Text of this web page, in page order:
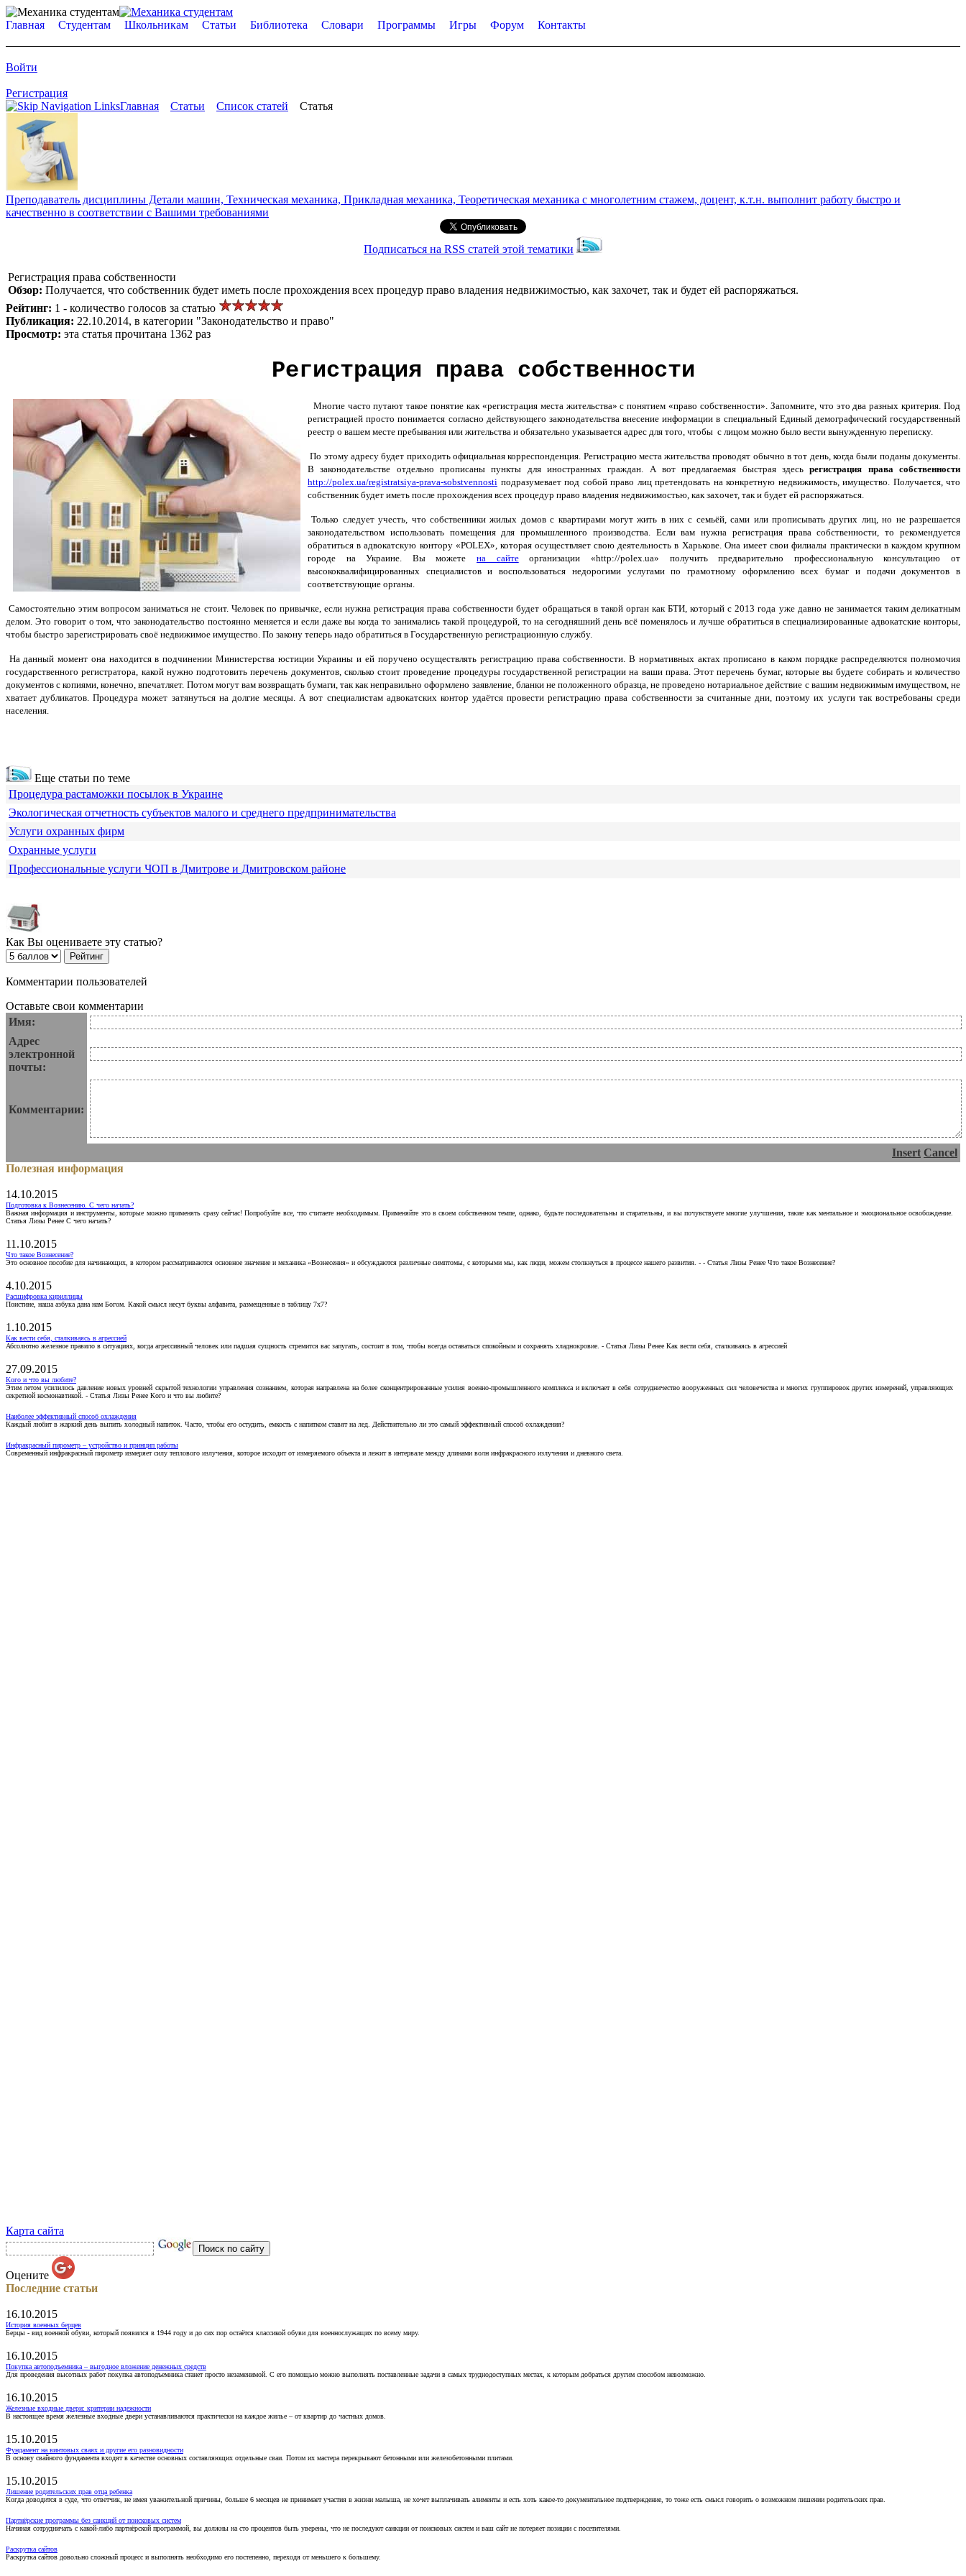
Главная Студентам Школьникам Статьи Библиотека Словари Программы Игры Форум Контакты
Войти
Регистрация
Главная
Статьи Список статей Статья
Преподаватель дисциплины Детали машин, Техническая механика, Прикладная механика, Теоретическая механика с многолетним стажем, доцент, к.т.н. выполнит работу быстро и
качественно в соответствии с Вашими требованиями
Подписаться на RSS статей этой тематики
Регистрация права собственности
Обзор: Получается, что собственник будет иметь после прохождения всех процедур право владения недвижимостью, как захочет, так и будет ей распоряжаться.
Рейтинг: 1 - количество голосов за статью
Публикация: 22.10.2014, в категории "Законодательство и право"
Просмотр: эта статья прочитана 1362 раз
Регистрация права собственности
Многие часто путают такое понятие как «регистрация места жительства» с понятием «право собственности». Запомните, что это два разных критерия. Под
регистрацией просто понимается согласно действующего законодательства внесение информации в специальный Единый демографический государственный
реестр о вашем месте пребывания или жительства и обязательно указывается адрес для того, чтобы с лицом можно было вести вынужденную переписку.
По этому адресу будет приходить официальная корреспонденция. Регистрацию места жительства проводят обычно в тот день, когда были поданы документы.
В законодательстве отдельно прописаны пункты для иностранных граждан. А вот предлагаемая быстрая здесьрегистрация права собственности
http://polex.ua/registratsiya-prava-sobstvennosti подразумевает под собой право лиц претендовать на конкретную недвижимость, имущество. Получается, что
собственник будет иметь после прохождения всех процедур право владения недвижимостью, как захочет, так и будет ей распоряжаться.
Только следует учесть, что собственники жилых домов с квартирами могут жить в них с семьёй, сами или прописывать других лиц, но не разрешается
законодательством использовать помещения для промышленного производства. Если вам нужна регистрация права собственности, то рекомендуется
обратиться в адвокатскую контору «POLEX», которая осуществляет свою деятельность в Харькове. Она имеет свои филиалы практически в каждом крупном
городе на Украине. Вы можетена сайтеорганизации «http://polex.ua» получить предварительно профессиональную консультацию от
высококвалифицированных специалистов и воспользоваться недорогими услугами по грамотному оформлению всех бумаг и подачи документов в
соответствующие органы.
Самостоятельно этим вопросом заниматься не стоит. Человек по привычке, если нужна регистрация права собственности будет обращаться в такой орган как БТИ, который с 2013 года уже давно не занимается таким деликатным
делом. Это говорит о том, что законодательство постоянно меняется и если даже вы когда то занимались такой процедурой, то на сегодняшний день всё поменялось и лучше обратиться в специализированные адвокатские конторы,
чтобы быстро зарегистрировать своё недвижимое имущество. По закону теперь надо обратиться в Государственную регистрационную службу.
На данный момент она находится в подчинении Министерства юстиции Украины и ей поручено осуществлять регистрацию права собственности. В нормативных актах прописано в каком порядке распределяются полномочия
государственного регистратора, какой нужно подготовить перечень документов, сколько стоит проведение процедуры государственной регистрации на ваши права. Этот перечень бумаг, которые вы будете собирать и количество
документов с копиями, конечно, впечатляет. Потом могут вам возвращать бумаги, так как неправильно оформлено заявление, бланки не положенного образца, не проведено нотариальное действие с вашим недвижимым имуществом, не
хватает дубликатов. Процедура может затянуться на долгие месяцы. А вот специалистам адвокатских контор удаётся провести регистрацию права собственности за считанные дни, поэтому их услуги так востребованы среди
населения.
Еще статьи по теме
Процедура растаможки посылок в Украине
Экологическая отчетность субъектов малого и среднего предпринимательства
Услуги охранных фирм
Охранные услуги
Профессиональные услуги ЧОП в Дмитрове и Дмитровском районе
Как Вы оцениваете эту статью?
Комментарии пользователей
Оставьте свои комментарии
Имя:
Адрес
электронной
почты:
Комментарии:
Insert Cancel
Полезная информация
14.10.2015
Подготовка к Вознесению. С чего начать?
Важная информация и инструменты, которые можно применять сразу сейчас! Попробуйте все, что считаете необходимым. Применяйте это в своем собственном темпе, однако, будьте последовательны и старательны, и вы почувствуете многие улучшения, такие как ментальное и эмоциональное освобождение.
Статья Лизы Ренее С чего начать?
11.10.2015
Что такое Вознесение?
Это основное пособие для начинающих, в котором рассматриваются основное значение и механика «Вознесения» и обсуждаются различные симптомы, с которыми мы, как люди, можем столкнуться в процессе нашего развития. - - Статья Лизы Ренее Что такое Вознесение?
4.10.2015
Расшифровка кириллицы
Поистине, наша азбука дана нам Богом. Какой смысл несут буквы алфавита, размещенные в таблицу 7х7?
1.10.2015
Как вести себя, сталкиваясь в агрессией
Абсолютно железное правило в ситуациях, когда агрессивный человек или падшая сущность стремится вас запугать, состоит в том, чтобы всегда оставаться спокойным и сохранять хладнокровие. - Статья Лизы Ренее Как вести себя, сталкиваясь в агрессией
27.09.2015
Кого и что вы любите?
Этим летом усилилось давление новых уровней скрытой технологии управления сознанием, которая направлена на более сконцентрированные усилия военно-промышленного комплекса и включает в себя сотрудничество вооруженных сил человечества и многих группировок других измерений, управляющих
секретной космонавтикой. - Статья Лизы Ренее Кого и что вы любите?
Наиболее эффективный способ охлаждения
Каждый любит в жаркий день выпить холодный напиток. Часто, чтобы его остудить, емкость с напитком ставят на лед. Действительно ли это самый эффективный способ охлаждения?
Инфракрасный пирометр – устройство и принцип работы
Современный инфракрасный пирометр измеряет силу теплового излучения, которое исходит от измеряемого объекта и лежит в интервале между длинами волн инфракрасного излучения и дневного света.
Карта сайта
Оцените
Последние статьи
16.10.2015
История военных берцев
Берцы - вид военной обуви, который появился в 1944 году и до сих пор остаётся классикой обуви для военнослужащих по всему миру.
16.10.2015
Покупка автоподъемника – выгодное вложение денежных средств
Для проведения высотных работ покупка автоподъемника станет просто незаменимой. С его помощью можно выполнять поставленные задачи в самых труднодоступных местах, к которым добраться другим способом невозможно.
16.10.2015
Железные входные двери: критерии надежности
В настоящее время железные входные двери устанавливаются практически на каждое жилье – от квартир до частных домов.
15.10.2015
Фундамент на винтовых сваях и другие его разновидности
В основу свайного фундамента входят в качестве основных составляющих отдельные сваи. Потом их мастера перекрывают бетонными или железобетонными плитами.
15.10.2015
Лишение родительских прав отца ребенка
Когда доводится в суде, что ответчик, не имея уважительной причины, больше 6 месяцев не принимает участия в жизни малыша, не хочет выплачивать алименты и есть хоть какое-то документальное подтверждение, то тоже есть смысл говорить о возможном лишении родительских прав.
Партнёрские программы без санкций от поисковых систем
Начиная сотрудничать с какой-либо партнёрской программой, вы должны на сто процентов быть уверены, что не последуют санкции от поисковых систем и ваш сайт не потеряет позиции с посетителями.
Раскрутка сайтов
Раскрутка сайтов довольно сложный процесс и выполнять необходимо его постепенно, переходя от меньшего к большему.